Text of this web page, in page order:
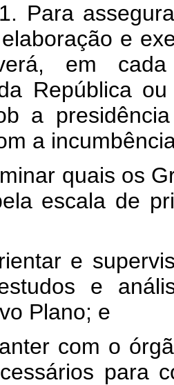
Para
e
em
República
a
a
quais os
escala de
e
e
Plano; e
com o
para